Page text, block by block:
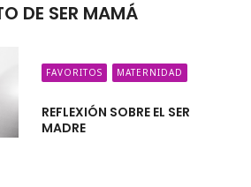
DE SER MAMÁ
FAVORITOS MATERNIDAD
REFLEXIÓN SOBRE EL SER
MADRE